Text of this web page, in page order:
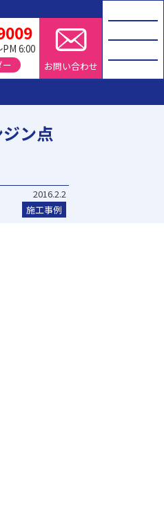
6:00
ー
お問い合わせ
ン点
2016.2.2
施工事例